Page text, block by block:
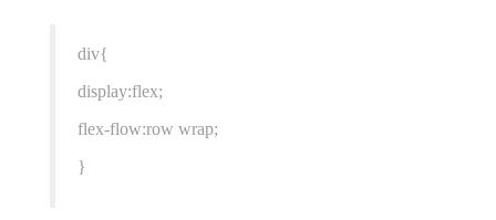
div{
display:flex;
flex-flow:row wrap;
}